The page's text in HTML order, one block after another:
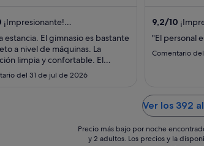
ago
al
¡Impresionante!
estancia. El gimnasio es bastante
a nivel de máquinas. La
limpia y confortable. El
muy cómodo y con plazas de
con entrada automática
del 31 de jul de 2026
9,2/10
(585
"El personal
Comentario
Ver los 392
Precio más bajo por noche
y 2 adultos. Los precios y la